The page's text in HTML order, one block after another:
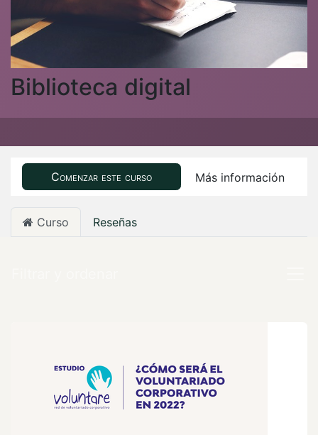
Biblioteca digital
Comenzar este curso Más información
Curso Reseñas